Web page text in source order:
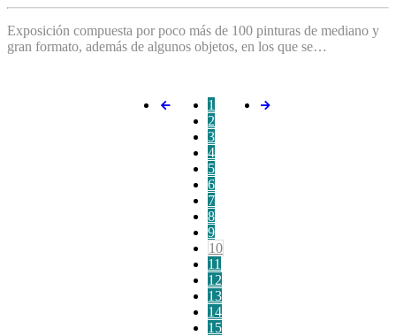
Exposición compuesta por poco más de 100 pinturas de mediano y
gran formato, además de algunos objetos, en los que se…
1
2
3
4
5
6
7
8
9
10
11
12
13
14
15